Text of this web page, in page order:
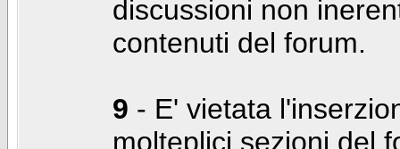
discussioni non
contenuti del forum.
9 - E' vietata
molteplici sezioni del